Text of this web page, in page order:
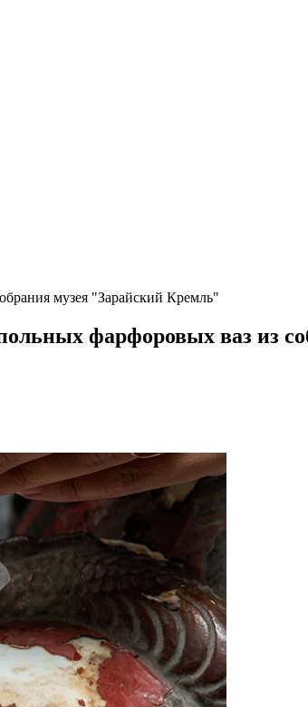
музея "Зарайский Кремль"
фарфоровых ваз из